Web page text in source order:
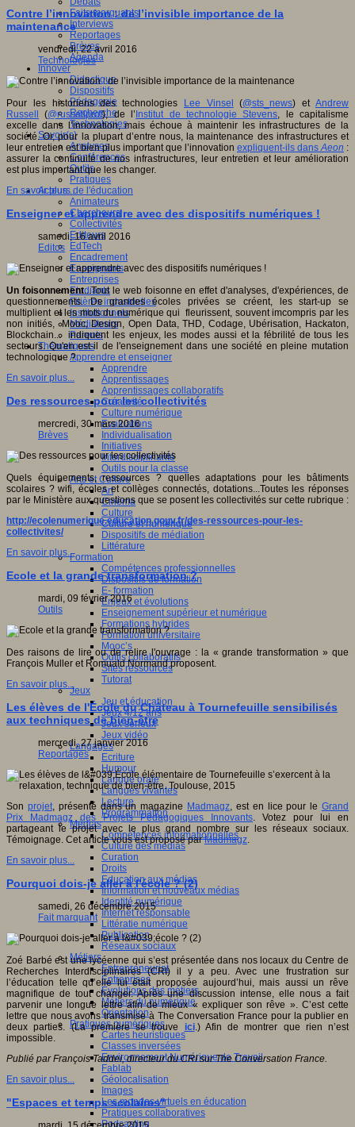
Faits marquants
Interviews
Reportages
Brèves
Agenda
Innover
Didactique
Dispositifs
Pédagogie
Recherche
Technologies
Savoir(s)
Analyses
Conférences
Outils
Pratiques
Acteurs de l'éducation
Animateurs
Chercheurs
Collectivités
Editeurs
EdTech
Encadrement
Enseignants
Entreprises
Etudiants
Filières industrielles
Institutionnels
Médiateurs
Parents
Thématiques
Apprendre et enseigner
Apprendre
Apprentissages
Apprentissages collaboratifs
Créativité
Culture numérique
Evaluations
Individualisation
Initiatives
Interdisciplinarité
Outils pour la classe
Arts et Culture
Art
Cinéma
Culture
Culture et numérique
Dispositifs de médiation
Littérature
Formation
Compétences professionnelles
Dispositifs de formation
E- formation
Enjeux et évolutions
Enseignement supérieur et numérique
Formations hybrides
Formation universitaire
Mooc’s
Outils collaboratifs
Sites ressources
Tutorat
Jeux
Jeu et éducation
Jeux 4/12 ans
Jeux sérieux
Jeux vidéo
Langages
Ecriture
Humour
Langue orale
Langues vivantes
Lecture
Programmation
Médias
Compétences informationnelles
Culture des médias
Curation
Droits
Education aux médias
Information et nouveaux médias
Identité numérique
Internet responsable
Littératie numérique
Publication
Réseaux sociaux
Métiers
Entrepreneuriat
Entreprises
Evolutions des métiers
Métiers du numérique
Orientation
Pratiques numériques
Cartes heuristiques
Classes inversées
Environnement Numérique de Travail
Fablab
Géolocalisation
Images
Les mondes virtuels en éducation
Pratiques collaboratives
Podcasting
Contre l’innovation : de l’invisible importance de la
maintenance
vendredi, 22 avril 2016
Technologies
Pour les historiens des technologies Lee Vinsel (@sts_news) etAndrew
Russell
(@russellprof), de l’ Institut de technologie Stevens, le capitalisme
excelle dans l’innovation, mais échoue à maintenir les infrastructures de la
société. Or, pour la plupart d’entre nous, la maintenance des infrastructures et
leur entretien est bien plus important que l’innovation expliquent-ils dansAeon :
assurer la continuité de nos infrastructures, leur entretien et leur amélioration
est plus important que les changer.
En savoir plus...
Enseigner et apprendre avec des dispositifs numériques !
samedi, 16 avril 2016
Editos
Un foisonnement...Tout le web foisonne en effet d'analyses, d'expériences, de
questionnements. De grandes écoles privées se créent, les start-up se
multiplient et les mots du numérique qui fleurissent, souvent imcompris par les
non initiés, Mooc, Design, Open Data, THD, Codage, Ubérisation, Hackaton,
Blockchain... indiquent les enjeux, les modes aussi et la fébrilité de tous les
secteurs. Qu'en est-il de l'enseignement dans une société en pleine mutation
technologique ?
En savoir plus...
Des ressources pour les collectivités
mercredi, 30 mars 2016
Brèves
Quels équipements, ressources ? quelles adaptations pour les bâtiments
scolaires ? wifi, écoles et collèges connectés, dotations...Toutes les réponses
par le Ministère aux questions que se posent les collectivités sur cette rubrique :
http://ecolenumerique.education.gouv.fr/des-ressources-pour-les-
collectivites/
En savoir plus...
Ecole et la grande transformation ?
mardi, 09 février 2016
Outils
Des raisons de lire ou de relire l'ouvrage : la « grande transformation » que
François Muller et Romuald Normand proposent.
En savoir plus...
Les élèves de l'École du Château à Tournefeuille sensibilisés
aux techniques de bien-être
mercredi, 27 janvier 2016
Reportages
Son projet, présenté dans un magazine Madmagz, est en lice pour leGrand
Prix Madmagz des Projets Pédagogiques Innovants. Votez pour lui en
partageant le projet avec le plus grand nombre sur les réseaux sociaux.
Témoignage. Cet article vous est proposé parMadmagz.
En savoir plus...
Pourquoi dois-je aller à l'école ? (2)
samedi, 26 décembre 2015
Fait marquant
Zoé Barbé est une lycéenne qui s’est présentée dans nos locaux du Centre de
Recherches Interdisciplinaires (CRI) il y a peu. Avec une frustration sur
l’éducation telle qu’elle lui était proposée aujourd’hui, mais aussi un rêve
magnifique de tout changer. Après une discussion intense, elle nous a fait
parvenir une longue lettre afin de mieux « expliquer son rêve ». C’est cette
lettre que nous avons transmise à The Conversation France pour la publier en
deux parties. (La première se trouve
ici.) Afin de montrer que rien n’est
impossible.
Publié par François Taddei, directeur du CRI sur The Conversation France.
En savoir plus...
"Espaces et temps scolaires"